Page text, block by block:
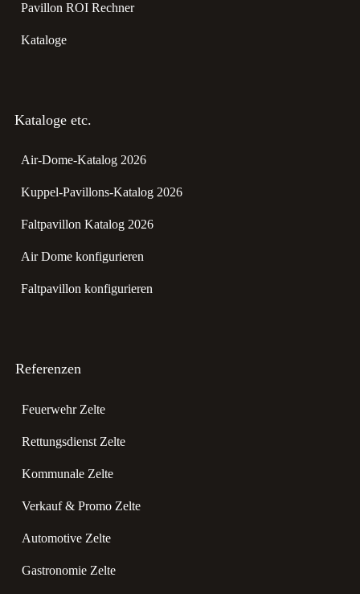
Pavillon ROI Rechner
Kataloge
Kataloge etc.
Air-Dome-Katalog 2026
Kuppel-Pavillons-Katalog 2026
Faltpavillon Katalog 2026
Air Dome konfigurieren
Faltpavillon konfigurieren
Referenzen
Feuerwehr Zelte
Rettungsdienst Zelte
Kommunale Zelte
Verkauf & Promo Zelte
Automotive Zelte
Gastronomie Zelte